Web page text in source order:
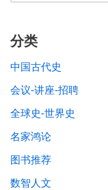
分类
中国古代史
会议-讲座-招聘
全球史-世界史
名家鸿论
图书推荐
数智人文